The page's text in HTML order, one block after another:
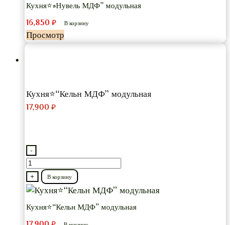
модульная
Кухня⭐»Нувель МДФ” модульная
16,850 ₽ В корзину
Просмотр
Кухня⭐“Кельн МДФ” модульная
17,900 ₽
-
Количество
товара
Кухня⭐“Кельн
модульная
+ В корзину
Кухня⭐“Кельн МДФ” модульная